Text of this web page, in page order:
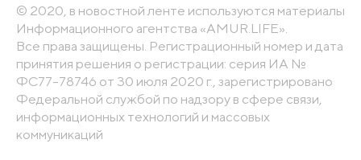
© 2020, в новостной ленте используются материалы
Информационного агентства «AMUR.LIFE».
Все права защищены. Регистрационный номер и дата
принятия решения о регистрации: серия ИА №
ФС77-78746 от 30 июля 2020 г., зарегистрировано
Федеральной службой по надзору в сфере связи,
информационных технологий и массовых
коммуникаций